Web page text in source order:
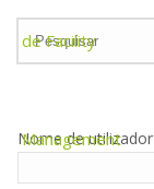
Nome de